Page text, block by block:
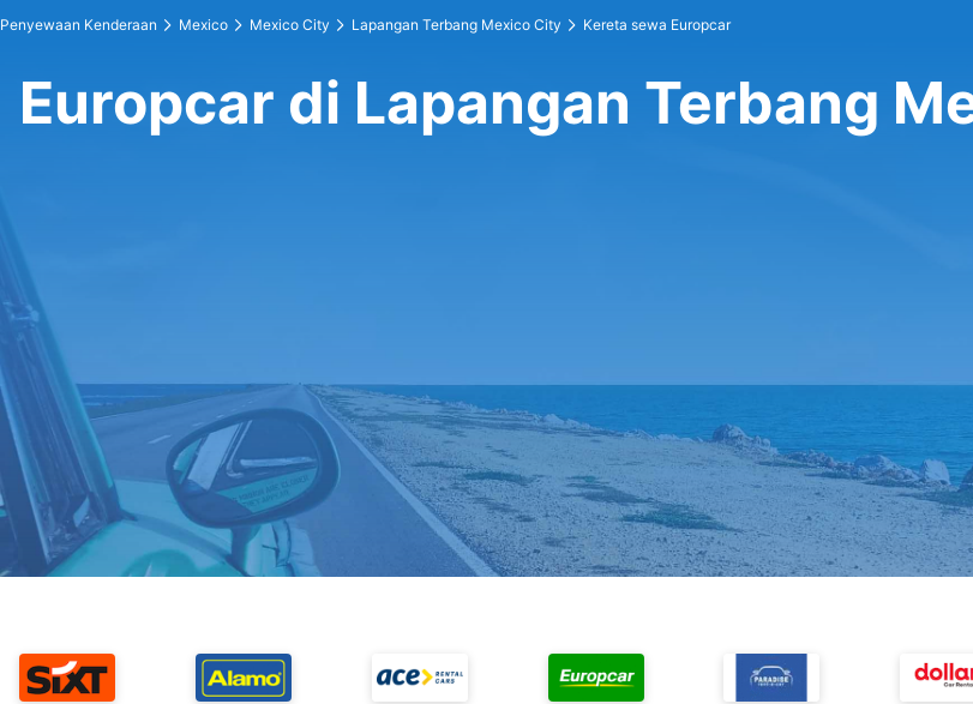
Penyewaan Kenderaan Mexico Mexico City Lapangan Terbang Mexico City Kereta sewa Europcar
Europcar di Lapangan Terbang